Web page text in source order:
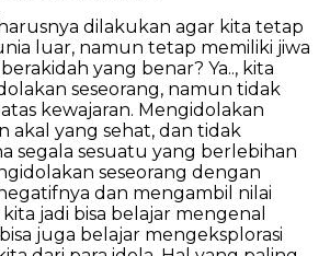
dilakukan agar kita tetap
luar, namun tetap memiliki jiwa
yang benar? Ya.., kita
seseorang, namun tidak
kewajaran. Mengidolakan
akal yang sehat, dan tidak
segala sesuatu yang berlebihan
seseorang dengan
dan mengambil nilai
jadi bisa belajar mengenal
juga belajar mengeksplorasi